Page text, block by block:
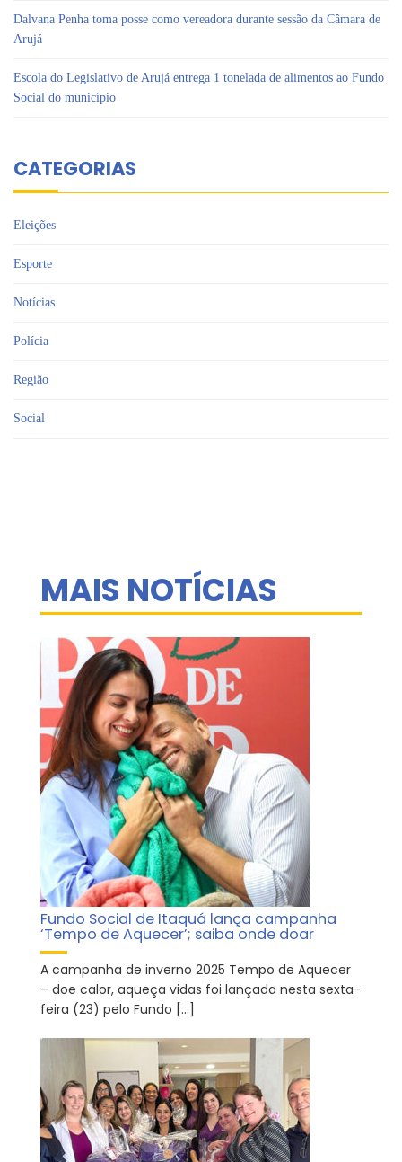
Dalvana Penha toma posse como vereadora durante sessão da Câmara de
Arujá
Escola do Legislativo de Arujá entrega 1 tonelada de alimentos ao Fundo
Social do município
CATEGORIAS
Eleições
Esporte
Notícias
Polícia
Região
Social
MAIS NOTÍCIAS
Fundo Social de Itaquá lança campanha
‘Tempo de Aquecer’; saiba onde doar
A campanha de inverno 2025 Tempo de Aquecer
– doe calor, aqueça vidas foi lançada nesta sexta-
feira (23) pelo Fundo […]